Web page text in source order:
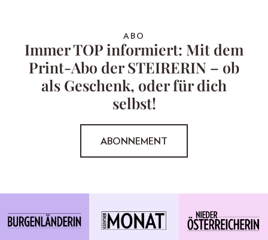
ABO
Immer TOP informiert: Mit dem
Print-Abo der STEIRERIN – ob
als Geschenk, oder für dich
selbst!
ABONNEMENT